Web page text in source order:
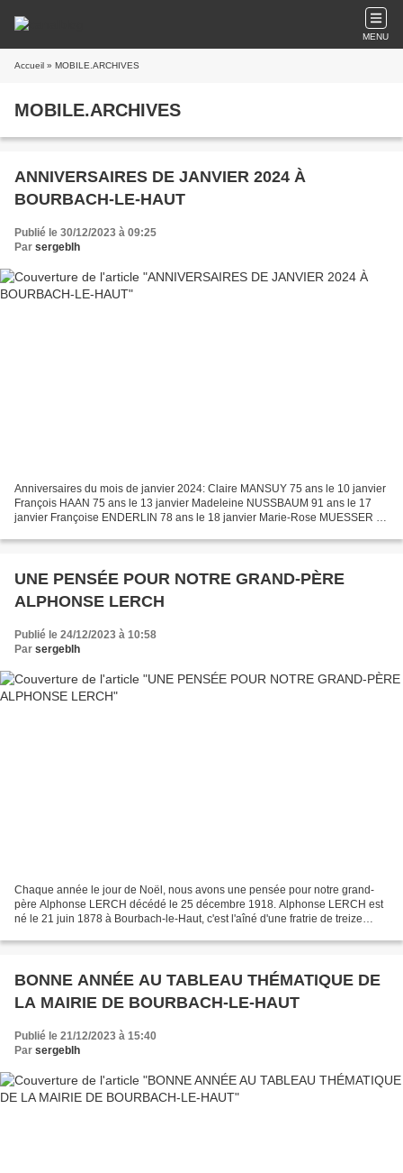
MENU
Accueil » MOBILE.ARCHIVES
MOBILE.ARCHIVES
ANNIVERSAIRES DE JANVIER 2024 À
BOURBACH-LE-HAUT
Publié le 30/12/2023 à 09:25
Par sergeblh
Anniversaires du mois de janvier 2024: Claire MANSUY 75 ans le 10 janvier
François HAAN 75 ans le 13 janvier Madeleine NUSSBAUM 91 ans le 17
janvier Françoise ENDERLIN 78 ans le 18 janvier Marie-Rose MUESSER 93
UNE PENSÉE POUR NOTRE GRAND-PÈRE
ALPHONSE LERCH
Publié le 24/12/2023 à 10:58
Par sergeblh
Chaque année le jour de Noël, nous avons une pensée pour notre grand-
père Alphonse LERCH décédé le 25 décembre 1918. Alphonse LERCH est
né le 21 juin 1878 à Bourbach-le-Haut, c'est l'aîné d'une fratrie de treize
BONNE ANNÉE AU TABLEAU THÉMATIQUE DE
LA MAIRIE DE BOURBACH-LE-HAUT
Publié le 21/12/2023 à 15:40
Par sergeblh